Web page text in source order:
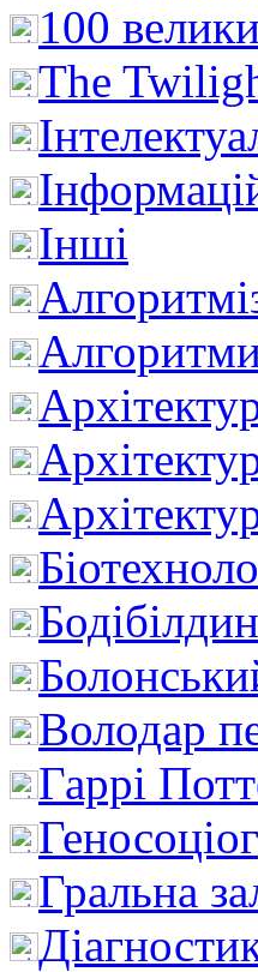
100
The
Інші
Алгоритми
Володар
Гаррі
Гральна